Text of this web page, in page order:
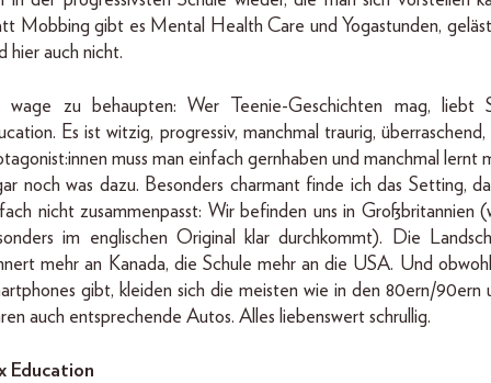
Mobbing gibt es Mental Health Care und Yoga­stunden,
hier auch nicht.
wage zu behaupten: Wer Teenie-­Geschichten mag, liebt
Es ist witzig, progressiv, manchmal traurig, überraschend,
muss man einfach gernhaben und manchmal lernt
noch was dazu. Besonders charmant finde ich das Setting,
nicht zusammenpasst: Wir befinden uns in Großbritannien
im englischen Original klar durchkommt). Die
mehr an Kanada, die Schule mehr an die USA. Und
gibt, kleiden sich die meisten wie in den 80ern/90ern
auch entsprechende Autos. Alles liebenswert schrullig.
Education